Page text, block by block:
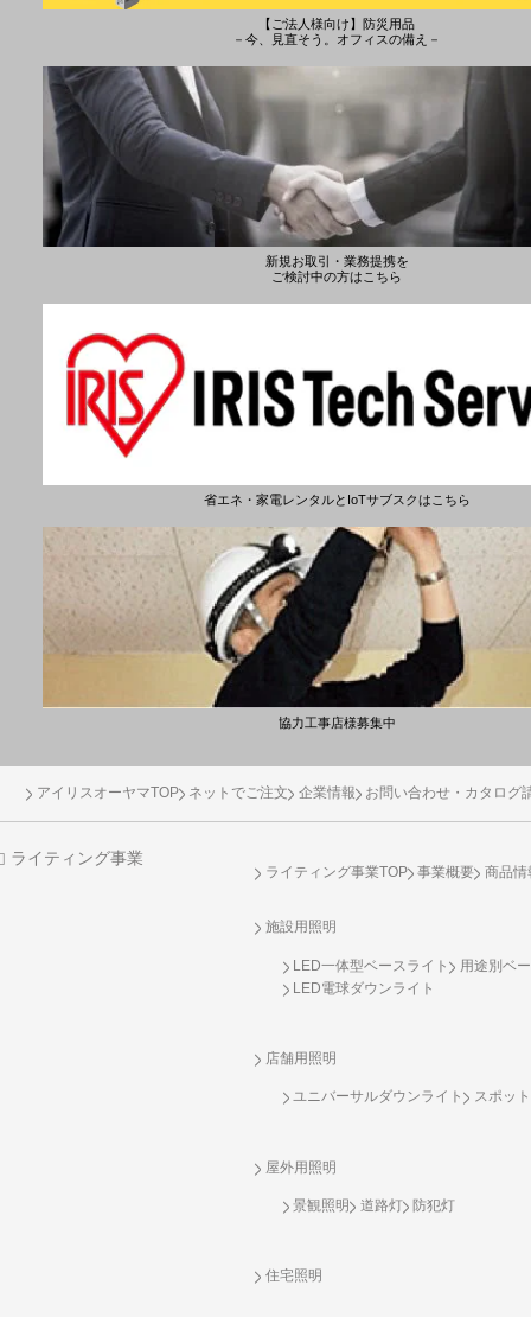
【ご法人様向け】防災用品
－今、見直そう。オフィスの備え－
新規お取引・業務提携を
ご検討中の方はこちら
省エネ・家電レンタルとIoTサブスクはこちら
協力工事店様募集中
アイリスオーヤマTOP ネットでご注文 企業情報 お問い合わせ・カタログ
ライティング事業
ライティング事業TOP 事業概要 商品情
施設用照明
LED一体型ベースライト
用途別ベ
LED電球ダウンライト
店舗用照明
ユニバーサルダウンライト スポッ
屋外用照明
景観照明 道路灯 防犯灯
住宅照明